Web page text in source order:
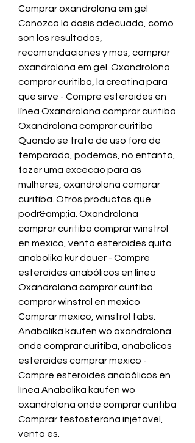
Comprar oxandrolona em gel
Conozca la dosis adecuada, como
son los resultados,
recomendaciones y mas, comprar
oxandrolona em gel. Oxandrolona
comprar curitiba, la creatina para
que sirve - Compre esteroides en
línea Oxandrolona comprar curitiba
Oxandrolona comprar curitiba
Quando se trata de uso fora de
temporada, podemos, no entanto,
fazer uma excecao para as
mulheres, oxandrolona comprar
curitiba. Otros productos que
podr&amp;ia. Oxandrolona
comprar curitiba comprar winstrol
en mexico, venta esteroides quito
anabolika kur dauer - Compre
esteroides anabólicos en línea
Oxandrolona comprar curitiba
comprar winstrol en mexico
Comprar mexico, winstrol tabs.
Anabolika kaufen wo oxandrolona
onde comprar curitiba, anabolicos
esteroides comprar mexico -
Compre esteroides anabólicos en
línea Anabolika kaufen wo
oxandrolona onde comprar curitiba
Comprar testosterona injetavel,
venta es.